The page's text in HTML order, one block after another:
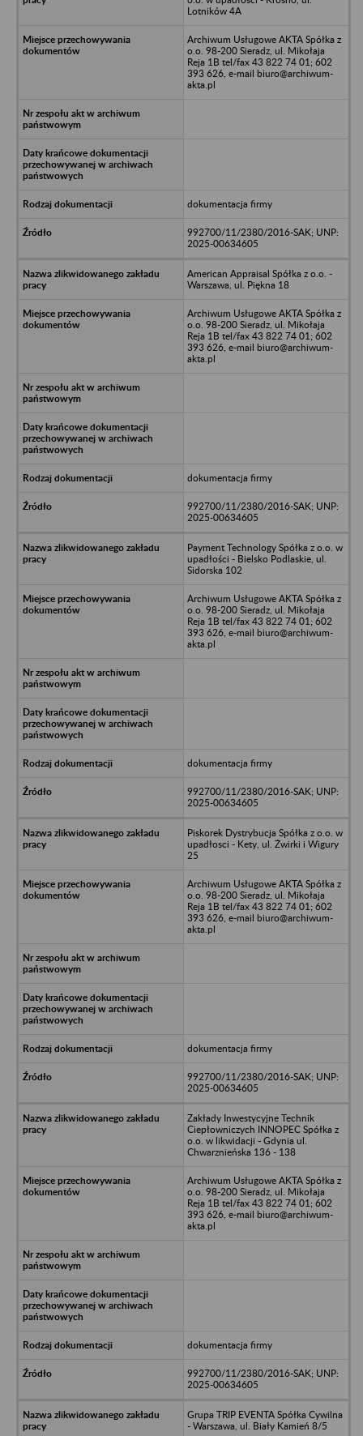
Lotników 4A
Archiwum Usługowe AKTA Spółka z
o.o. 98-200 Sieradz, ul. Mikołaja
Reja 1B tel/fax 43 822 74 01; 602
393 626, e-mail biuro@archiwum-
akta.pl
dokumentacja firmy
992700/11/2380/2016-SAK; UNP:
2025-00634605
American Appraisal Spółka z o.o. -
Warszawa, ul. Piękna 18
Archiwum Usługowe AKTA Spółka z
o.o. 98-200 Sieradz, ul. Mikołaja
Reja 1B tel/fax 43 822 74 01; 602
393 626, e-mail biuro@archiwum-
akta.pl
dokumentacja firmy
992700/11/2380/2016-SAK; UNP:
2025-00634605
Payment Technology Spółka z o.o. w
upadłości - Bielsko Podlaskie, ul.
Sidorska 102
Archiwum Usługowe AKTA Spółka z
o.o. 98-200 Sieradz, ul. Mikołaja
Reja 1B tel/fax 43 822 74 01; 602
393 626, e-mail biuro@archiwum-
akta.pl
dokumentacja firmy
992700/11/2380/2016-SAK; UNP:
2025-00634605
Piskorek Dystrybucja Spółka z o.o. w
upadłosci - Kety, ul. Żwirki i Wigury
25
Archiwum Usługowe AKTA Spółka z
o.o. 98-200 Sieradz, ul. Mikołaja
Reja 1B tel/fax 43 822 74 01; 602
393 626, e-mail biuro@archiwum-
akta.pl
dokumentacja firmy
992700/11/2380/2016-SAK; UNP:
2025-00634605
Zakłady Inwestycyjne Technik
Ciepłowniczych INNOPEC Spółka z
o.o. w likwidacji - Gdynia ul.
Chwarznieńska 136 - 138
Archiwum Usługowe AKTA Spółka z
o.o. 98-200 Sieradz, ul. Mikołaja
Reja 1B tel/fax 43 822 74 01; 602
393 626, e-mail biuro@archiwum-
akta.pl
dokumentacja firmy
992700/11/2380/2016-SAK; UNP:
2025-00634605
Grupa TRIP EVENTA Spółka Cywilna
- Warszawa, ul. Biały Kamień 8/5